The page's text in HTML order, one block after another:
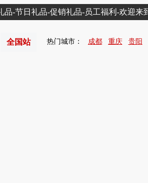
-节日礼品-促销礼品-员工福利-欢迎来
全国站 热门城市： 成都 重庆 贵阳